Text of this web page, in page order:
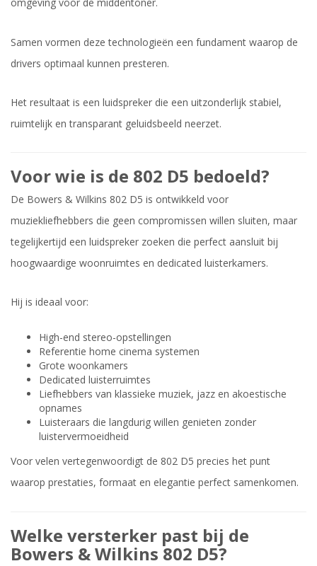
omgeving voor de middentoner.
Samen vormen deze technologieën een fundament waarop de
drivers optimaal kunnen presteren.
Het resultaat is een luidspreker die een uitzonderlijk stabiel,
ruimtelijk en transparant geluidsbeeld neerzet.
Voor wie is de 802 D5 bedoeld?
De Bowers & Wilkins 802 D5 is ontwikkeld voor
muziekliefhebbers die geen compromissen willen sluiten, maar
tegelijkertijd een luidspreker zoeken die perfect aansluit bij
hoogwaardige woonruimtes en dedicated luisterkamers.
Hij is ideaal voor:
High-end stereo-opstellingen
Referentie home cinema systemen
Grote woonkamers
Dedicated luisterruimtes
Liefhebbers van klassieke muziek, jazz en akoestische
opnames
Luisteraars die langdurig willen genieten zonder
luistervermoeidheid
Voor velen vertegenwoordigt de 802 D5 precies het punt
waarop prestaties, formaat en elegantie perfect samenkomen.
Welke versterker past bij de
Bowers & Wilkins 802 D5?